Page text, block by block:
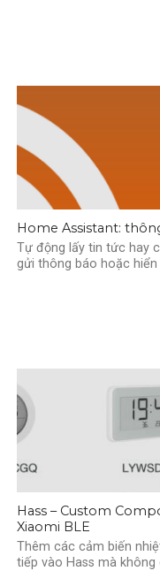
Home Assistant:
Tự động lấy tin tức hay
gửi thông báo hoặc hiển
Hass – Custom
Xiaomi BLE
Thêm các cảm biến
tiếp vào Hass mà không